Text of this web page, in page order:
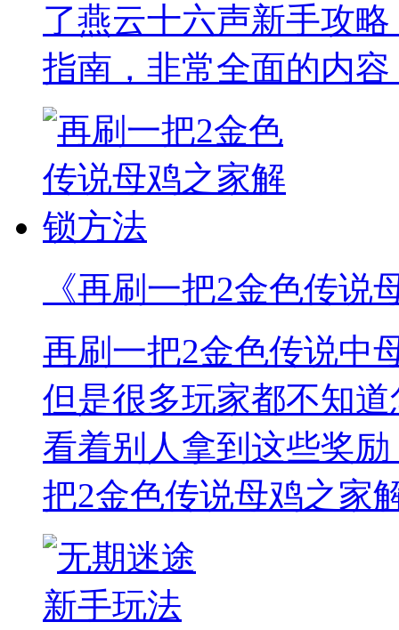
了燕云十六声新手攻
指南，非常全面的内
《再刷一把2金色传说
再刷一把2金色传说中
但是很多玩家都不知
看着别人拿到这些奖
把2金色传说母鸡之家